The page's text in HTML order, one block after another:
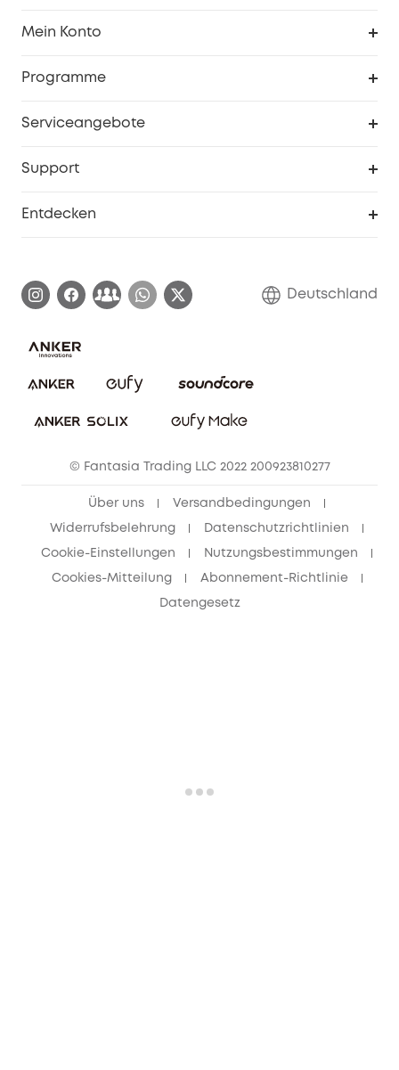
Mein Konto
Programme
Serviceangebote
Support
Impressum
Bestellung stornieren
Entdecken
Blog
Deutschland
© Fantasia Trading LLC 2022 200923810277
Über uns Versandbedingungen
Widerrufsbelehrung Datenschutzrichtlinien
Cookie-Einstellungen Nutzungsbestimmungen
Cookies-Mitteilung Abonnement-Richtlinie
Datengesetz